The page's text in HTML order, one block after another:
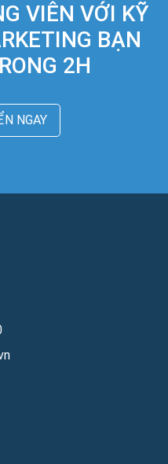
VIÊN VỚI KỸ
BẠN
2H
NGAY